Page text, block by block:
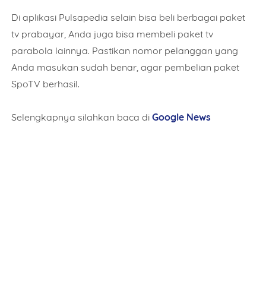
Di aplikasi Pulsapedia selain bisa beli berbagai paket
tv prabayar, Anda juga bisa membeli paket tv
parabola lainnya. Pastikan nomor pelanggan yang
Anda masukan sudah benar, agar pembelian paket
SpoTV berhasil.
Selengkapnya silahkan baca diGoogle News
Date